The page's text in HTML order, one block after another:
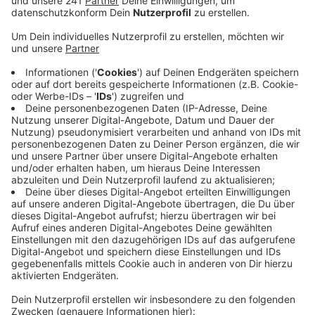
Hochrisikopatienten. In Bonn starb nach Angaben
der Stadt eine 1936 geborene Person, die auf eine
intensivmedizinische Behandlung verzichtet hatte.
Nähere Angaben machte die Stadt nicht. In Köln ist
die Zahl der Corona-Toten auf vier gestiegen. Am
Mittwoch starb eine 89-jährige Frau, die mit dem
Virus infiziert war.
Der Kreis Euskirchen meldet am Mittwoch vier
neue bestätigte Infektionen. Die Gesamtzahl der
Fälle liegt damit jetzt bei 68. Im Krankenhaus muss
im Kreis Euskirchen derzeit nur ein Patient
behandelt werden. Die Zahl der begründeten
Verdachtsfälle stieg innerhalb eines Tages von 332
auf 363.